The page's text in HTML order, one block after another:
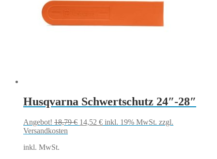
Husqvarna Schwertschutz 24″-28″
Angebot! 18,79€ Ursprünglicher
14,52 €Aktueller
inkl. 19% MwSt. zzgl.
Versandkosten
inkl. MwSt.